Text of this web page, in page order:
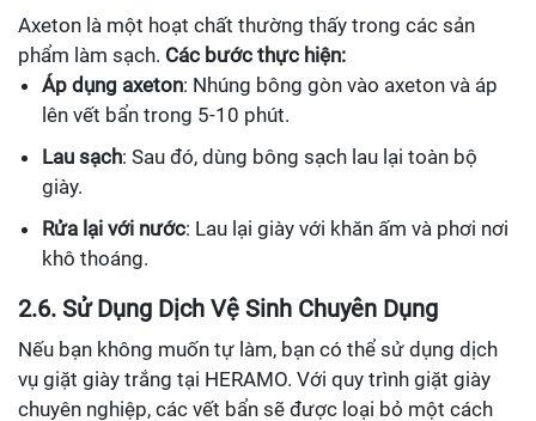
Axeton là một hoạt chất thường thấy trong các sản
phẩm làm sạch. Các bước thực hiện:
Áp dụng axeton: Nhúng bông gòn vào axeton và áp
lên vết bẩn trong 5-10 phút.
Lau sạch: Sau đó, dùng bông sạch lau lại toàn bộ
giày.
Rửa lại với nước: Lau lại giày với khăn ấm và phơi nơi
khô thoáng.
2.6. Sử Dụng Dịch Vệ Sinh Chuyên Dụng
Nếu bạn không muốn tự làm, bạn có thể sử dụng dịch
vụ giặt giày trắng tại HERAMO. Với quy trình giặt giày
chuyên nghiệp, các vết bẩn sẽ được loại bỏ một cách